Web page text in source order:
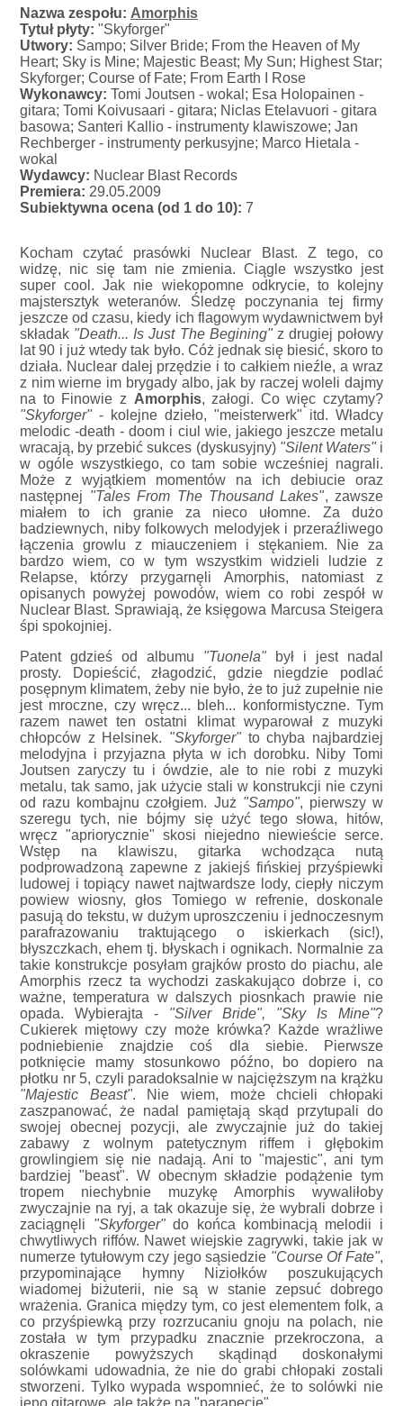
Nazwa zespołu: Amorphis
Tytuł płyty: "Skyforger"
Utwory: Sampo; Silver Bride; From the Heaven of My
Heart; Sky is Mine; Majestic Beast; My Sun; Highest Star;
Skyforger; Course of Fate; From Earth I Rose
Wykonawcy: Tomi Joutsen - wokal; Esa Holopainen -
gitara; Tomi Koivusaari - gitara; Niclas Etelavuori - gitara
basowa; Santeri Kallio - instrumenty klawiszowe; Jan
Rechberger - instrumenty perkusyjne; Marco Hietala -
wokal
Wydawcy: Nuclear Blast Records
Premiera: 29.05.2009
Subiektywna ocena (od 1 do 10): 7
Kocham czytać prasówki Nuclear Blast. Z tego, co
widzę, nic się tam nie zmienia. Ciągle wszystko jest
super cool. Jak nie wiekopomne odkrycie, to kolejny
majstersztyk weteranów. Śledzę poczynania tej firmy
jeszcze od czasu, kiedy ich flagowym wydawnictwem był
składak "Death... Is Just The Begining"z drugiej połowy
lat 90 i już wtedy tak było. Cóż jednak się biesić, skoro to
działa. Nuclear dalej przędzie i to całkiem nieźle, a wraz
z nim wierne im brygady albo, jak by raczej woleli dajmy
na to Finowie z Amorphis, załogi. Co więc czytamy?
"Skyforger"- kolejne dzieło, "meisterwerk" itd. Władcy
melodic -death - doom i ciul wie, jakiego jeszcze metalu
wracają, by przebić sukces (dyskusyjny) "Silent Waters"i
w ogóle wszystkiego, co tam sobie wcześniej nagrali.
Może z wyjątkiem momentów na ich debiucie oraz
następnej "Tales From The Thousand Lakes", zawsze
miałem to ich granie za nieco ułomne. Za dużo
badziewnych, niby folkowych melodyjek i przeraźliwego
łączenia growlu z miauczeniem i stękaniem. Nie za
bardzo wiem, co w tym wszystkim widzieli ludzie z
Relapse, którzy przygarnęli Amorphis, natomiast z
opisanych powyżej powodów, wiem co robi zespół w
Nuclear Blast. Sprawiają, że księgowa Marcusa Steigera
śpi spokojniej.
Patent gdzieś od albumu "Tuonela"był i jest nadal
prosty. Dopieścić, złagodzić, gdzie niegdzie podlać
posępnym klimatem, żeby nie było, że to już zupełnie nie
jest mroczne, czy wręcz... bleh... konformistyczne. Tym
razem nawet ten ostatni klimat wyparował z muzyki
chłopców z Helsinek. "Skyforger"to chyba najbardziej
melodyjna i przyjazna płyta w ich dorobku. Niby Tomi
Joutsen zaryczy tu i ówdzie, ale to nie robi z muzyki
metalu, tak samo, jak użycie stali w konstrukcji nie czyni
od razu kombajnu czołgiem. Już "Sampo", pierwszy w
szeregu tych, nie bójmy się użyć tego słowa, hitów,
wręcz "apriorycznie" skosi niejedno niewieście serce.
Wstęp na klawiszu, gitarka wchodząca nutą
podprowadzoną zapewne z jakiejś fińskiej przyśpiewki
ludowej i topiący nawet najtwardsze lody, ciepły niczym
powiew wiosny, głos Tomiego w refrenie, doskonale
pasują do tekstu, w dużym uproszczeniu i jednoczesnym
parafrazowaniu traktującego o iskierkach (sic!),
błyszczkach, ehem tj. błyskach i ognikach. Normalnie za
takie konstrukcje posyłam grajków prosto do piachu, ale
Amorphis rzecz ta wychodzi zaskakująco dobrze i, co
ważne, temperatura w dalszych piosnkach prawie nie
opada. Wybierajta - "Silver Bride", "Sky Is Mine"?
Cukierek miętowy czy może krówka? Każde wrażliwe
podniebienie znajdzie coś dla siebie. Pierwsze
potknięcie mamy stosunkowo późno, bo dopiero na
płotku nr 5, czyli paradoksalnie w najcięższym na krążku
"Majestic Beast". Nie wiem, może chcieli chłopaki
zaszpanować, że nadal pamiętają skąd przytupali do
swojej obecnej pozycji, ale zwyczajnie już do takiej
zabawy z wolnym patetycznym riffem i głębokim
growlingiem się nie nadają. Ani to "majestic", ani tym
bardziej "beast". W obecnym składzie podążenie tym
tropem niechybnie muzykę Amorphis wywaliłoby
zwyczajnie na ryj, a tak okazuje się, że wybrali dobrze i
zaciągnęli "Skyforger"do końca kombinacją melodii i
chwytliwych riffów. Nawet wiejskie zagrywki, takie jak w
numerze tytułowym czy jego sąsiedzie "Course Of Fate",
przypominające hymny Niziołków poszukujących
wiadomej biżuterii, nie są w stanie zepsuć dobrego
wrażenia. Granica między tym, co jest elementem folk, a
co przyśpiewką przy rozrzucaniu gnoju na polach, nie
została w tym przypadku znacznie przekroczona, a
okraszenie powyższych skądinąd doskonałymi
solówkami udowadnia, że nie do grabi chłopaki zostali
stworzeni. Tylko wypada wspomnieć, że to solówki nie